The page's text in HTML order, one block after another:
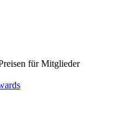
für Mitglieder